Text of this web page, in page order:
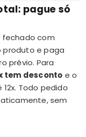
pague só
fechado com
produto e paga
prévio. Para
tem desconto e o
Todo pedido
sem